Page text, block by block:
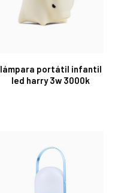
lámpara portátil infantil
led harry 3w 3000k